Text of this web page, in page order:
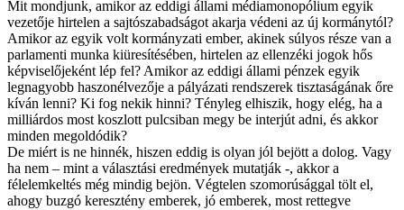
Mit mondjunk, amikor az eddigi állami médiamonopólium egyik
vezetője hirtelen a sajtószabadságot akarja védeni az új kormánytól?
Amikor az egyik volt kormányzati ember, akinek súlyos része van a
parlamenti munka kiüresítésében, hirtelen az ellenzéki jogok hős
képviselőjeként lép fel? Amikor az eddigi állami pénzek egyik
legnagyobb haszonélvezője a pályázati rendszerek tisztaságának őre
kíván lenni? Ki fog nekik hinni? Tényleg elhiszik, hogy elég, ha a
milliárdos most koszlott pulcsiban megy be interjút adni, és akkor
minden megoldódik?
De miért is ne hinnék, hiszen eddig is olyan jól bejött a dolog. Vagy
ha nem – mint a választási eredmények mutatják -, akkor a
félelemkeltés még mindig bejön. Végtelen szomorúsággal tölt el,
ahogy buzgó keresztény emberek, jó emberek, most rettegve